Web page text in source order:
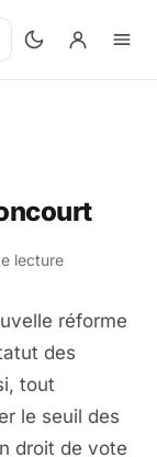
lecture
réforme
des
tout
le seuil des
droit de vote